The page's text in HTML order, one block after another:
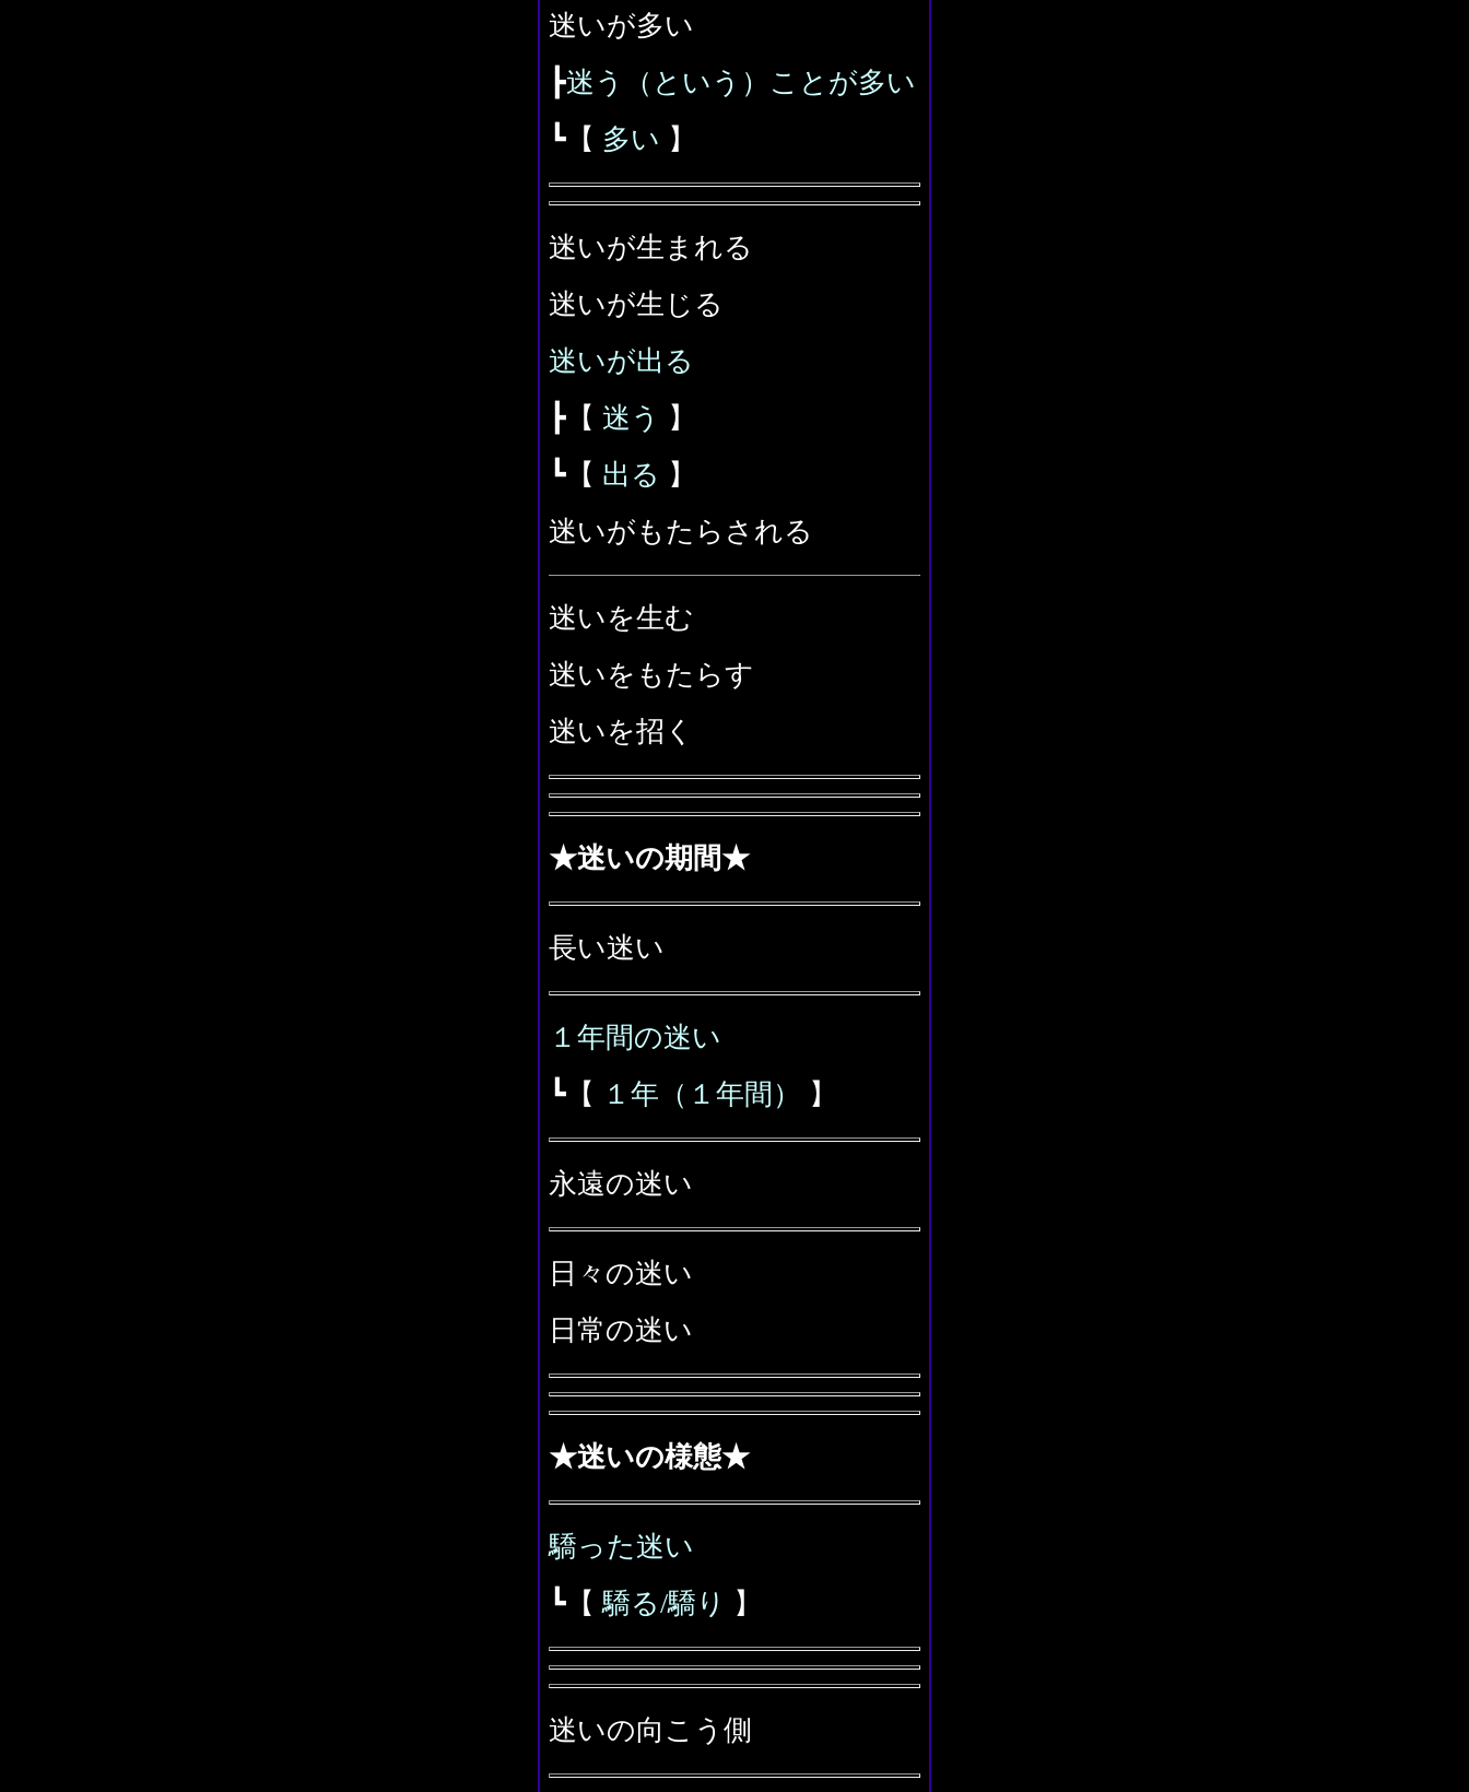
迷いが多い
┣迷う（という）ことが多い
┗【 多い 】
迷いが生まれる
迷いが生じる
迷いが出る
┣【 迷う
】
┗【 出る 】
迷いがもたらされる
迷いを生む
迷いをもたらす
迷いを招く
★迷いの期間★
長い迷い
１年間の迷い
┗【
１年（１年間） 】
永遠の迷い
日々の迷い
日常の迷い
★迷いの様態★
驕った迷い
┗【驕る/驕り 】
迷いの向こう側